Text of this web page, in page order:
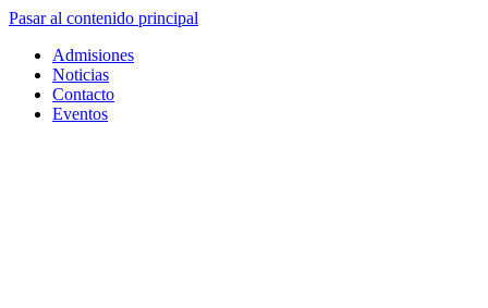
Pasar al contenido principal
Admisiones
Noticias
Contacto
Eventos